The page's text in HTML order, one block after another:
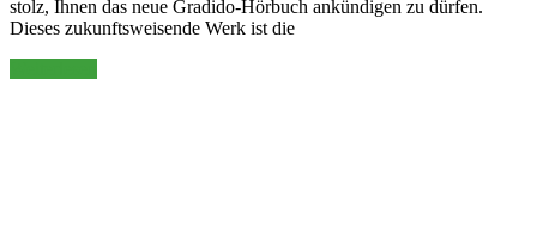
stolz, Ihnen das neue Gradido-Hörbuch ankündigen zu dürfen.
Dieses zukunftsweisende Werk ist die